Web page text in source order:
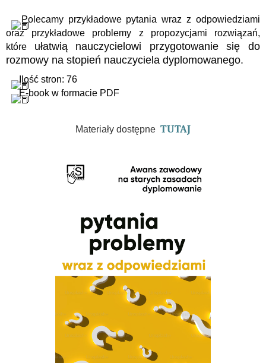
Polecamy przykładowe pytania wraz z odpowiedziami
oraz przykładowe problemy z propozycjami rozwiązań,
które ułatwią nauczycielowi przygotowanie się do
rozmowy na stopień nauczyciela dyplomowanego.
Ilość stron: 76
E-book w formacie PDF
Materiały dostępne TUTAJ